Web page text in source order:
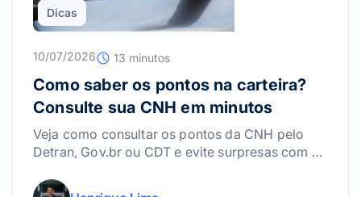
Dicas
10/07/2026 13 minutos
Como saber os pontos na carteira?
Consulte sua CNH em minutos
Veja como consultar os pontos da CNH pelo
Detran, Gov.br ou CDT e evite surpresas com a